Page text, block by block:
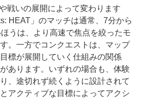
戦いの展開によって変わります
HEAT」のマッチは通常、7分から
うは、より高速で焦点を絞ったモ
。一方でコンクエストは、マップ
標が展開していく仕組みの関係
あります。いずれの場合も、体験
、途切れず続くように設計されて
アクティブな目標によってアクシ